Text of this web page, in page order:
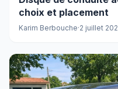
choix et placement
Karim Berbouche·2 juillet